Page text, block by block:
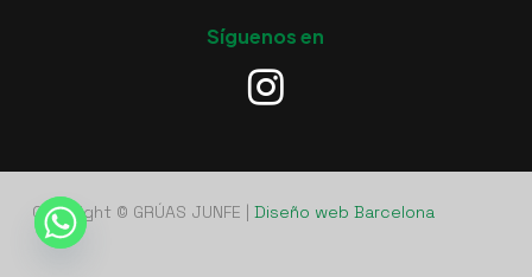
Síguenos en
Copyright © GRÚAS JUNFE | Diseño web Barcelona